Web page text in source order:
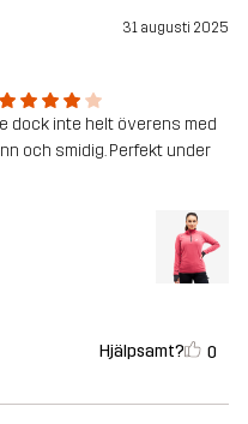
31 augusti 2025
dock inte helt överens med
och smidig. Perfekt under
Hjälpsamt? 0